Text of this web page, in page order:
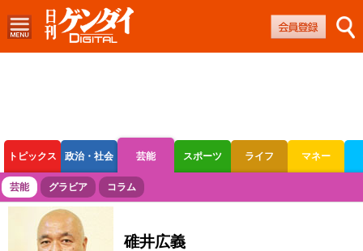
トピックス 政治・社会 芸能 スポーツ ライフ マネー
ボートレース 競輪 オートレース
芸能 グラビア コラム
碓井広義